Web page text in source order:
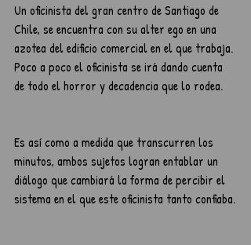
Un oficinista del gran centro de Santiago de
Chile, se encuentra con su alter ego en una
azotea del edificio comercial en el que trabaja.
Poco a poco el oficinista se irá dando cuenta
de todo el horror y decadencia que lo rodea.
Es así como a medida que transcurren los
minutos, ambos sujetos logran entablar un
diálogo que cambiará la forma de percibir el
sistema en el que este oficinista tanto confiaba.